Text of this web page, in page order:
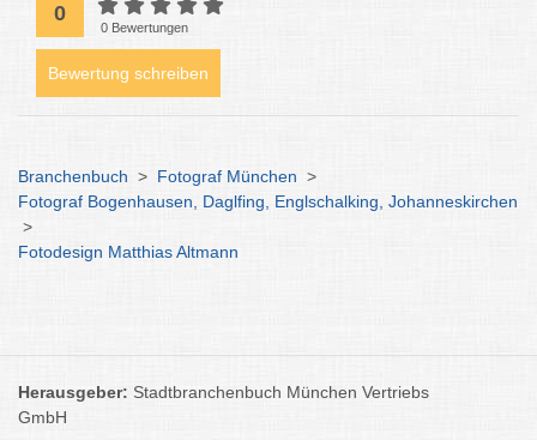
0
0 Bewertungen
Bewertung schreiben
Branchenbuch > Fotograf München >
Fotograf Bogenhausen, Daglfing, Englschalking, Johanneskirchen
>
Fotodesign Matthias Altmann
Herausgeber: Stadtbranchenbuch München Vertriebs
GmbH